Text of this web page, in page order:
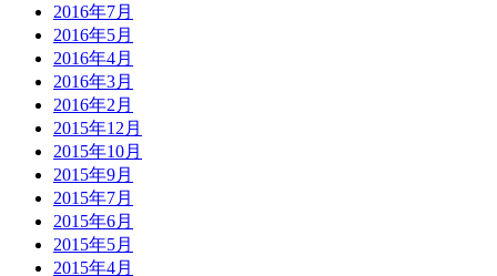
2016年7月
2016年5月
2016年4月
2016年3月
2016年2月
2015年12月
2015年10月
2015年9月
2015年7月
2015年6月
2015年5月
2015年4月